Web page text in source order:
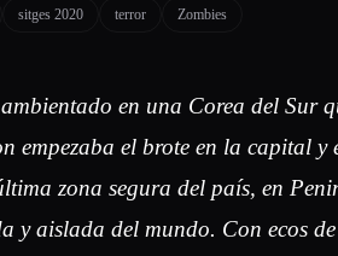
sitges 2020 terror Zombies
en una Corea del Sur
empezaba el brote en la capital
zona segura del país, en
y aislada del mundo. Con ecos